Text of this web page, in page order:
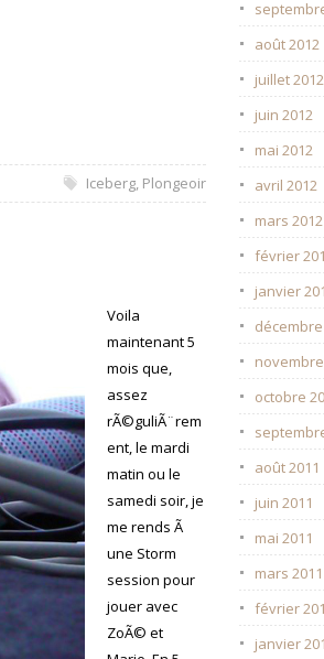
Iceberg, Plongeoir
Voila
maintenant 5
mois que,
assez
rÃ©guliÃ¨rem
ent, le mardi
matin ou le
samedi soir, je
me rends Ã
une Storm
session pour
jouer avec
ZoÃ© et
août 2012
juillet 2012
juin 2012
mai 2012
avril 2012
mars 2012
février
janvier
décembre
novembre
octobre
août 2011
juin 2011
mai 2011
mars 2011
février
janvier